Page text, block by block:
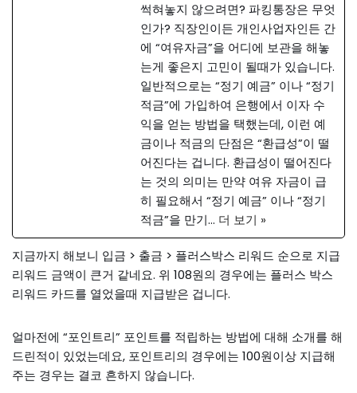
썩혀놓지 않으려면? 파킹통장은 무엇
인가? 직장인이든 개인사업자인든 간
에 “여유자금”을 어디에 보관을 해놓
는게 좋은지 고민이 될때가 있습니다.
일반적으로는 “정기 예금” 이나 “정기
적금”에 가입하여 은행에서 이자 수
익을 얻는 방법을 택했는데, 이런 예
금이나 적금의 단점은 “환급성”이 떨
어진다는 겁니다. 환급성이 떨어진다
는 것의 의미는 만약 여유 자금이 급
히 필요해서 “정기 예금” 이나 “정기
적금”을 만기… 더 보기 »
지금까지 해보니 입금 > 출금 > 플러스박스 리워드 순으로 지급
리워드 금액이 큰거 같네요. 위 108원의 경우에는 플러스 박스
리워드 카드를 열었을때 지급받은 겁니다.
얼마전에 “포인트리” 포인트를 적립하는 방법에 대해 소개를 해
드린적이 있었는데요, 포인트리의 경우에는 100원이상 지급해
주는 경우는 결코 흔하지 않습니다.